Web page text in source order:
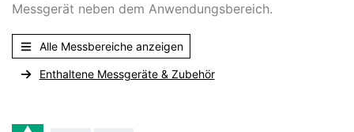
Messgerät neben dem Anwendungsbereich.
Alle Messbereiche anzeigen
Enthaltene Messgeräte & Zubehör